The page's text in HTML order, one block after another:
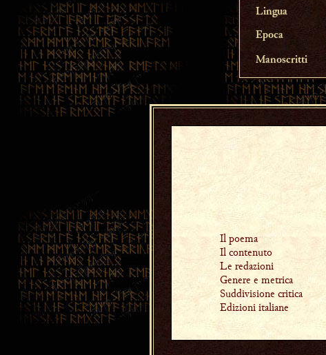
Lingua
Epoca
Manoscritti
Il poema
Il contenuto
Le redazioni
Genere e metrica
Suddivisione critica
Edizioni italiane